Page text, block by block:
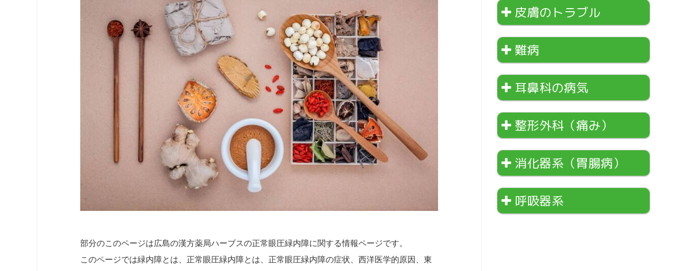
部分のこのページは広島の漢方薬局ハーブスの正常眼圧緑内障に関する情報ページです。
このページでは緑内障とは、正常眼圧緑内障とは、正常眼圧緑内障の症状、西洋医学的原因、東
皮膚のトラブル
難病
耳鼻科の病気
整形外科（痛み）
消化器系（胃腸病）
呼吸器系